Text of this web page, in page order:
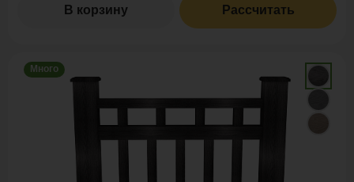
В корзину Рассчитать
Много